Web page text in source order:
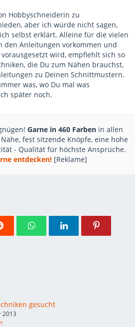
Hobbyschneiderin zu
aber ich würde nicht sagen,
selbst erklärt. Alleine für die vielen
den Anleitungen vorkommen und
wird, empfiehlt sich so
die Du zum Nähen brauchst,
zu Deinen Schnittmustern.
was, wo Du mal was
später noch.
Garne in 460 Farben in allen
fest sitzende Knöpfe, eine hohe
- Qualität für höchste Ansprüche.
entdecken! [Reklame]
gesucht
2013